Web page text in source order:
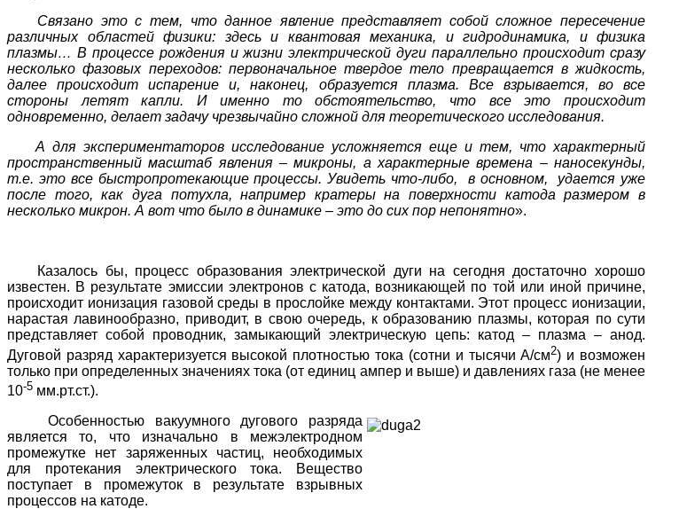
Связано это с тем, что данное явление представляет собой сложное пересечение
различных областей физики: здесь и квантовая механика, и гидродинамика, и физика
плазмы… В процессе рождения и жизни электрической дуги параллельно происходит сразу
несколько фазовых переходов: первоначальное твердое тело превращается в жидкость,
далее происходит испарение и, наконец, образуется плазма. Все взрывается, во все
стороны летят капли. И именно то обстоятельство, что все это происходит
одновременно, делает задачу чрезвычайно сложной для теоретического исследования.
А для экспериментаторов исследование усложняется еще и тем, что характерный
пространственный масштаб явления – микроны, а характерные времена – наносекунды,
т.е. это все быстропротекающие процессы. Увидеть что-либо, в основном, удается уже
после того, как дуга потухла, например кратеры на поверхности катода размером в
несколько микрон. А вот что было в динамике – это до сих пор непонятно».
Казалось бы, процесс образования электрической дуги на сегодня достаточно хорошо
известен. В результате эмиссии электронов с катода, возникающей по той или иной причине,
происходит ионизация газовой среды в прослойке между контактами. Этот процесс ионизации,
нарастая лавинообразно, приводит, в свою очередь, к образованию плазмы, которая по сути
представляет собой проводник, замыкающий электрическую цепь: катод – плазма – анод.
Дуговой разряд характеризуется высокой плотностью тока (сотни и тысячи А/см2) и возможен
только при определенных значениях тока (от единиц ампер и выше) и давлениях газа (не менее
10-5 мм.рт.ст.).
Особенностью вакуумного дугового разряда
является то, что изначально в межэлектродном
промежутке нет заряженных частиц, необходимых
для протекания электрического тока. Вещество
поступает в промежуток в результате взрывных
процессов на катоде.